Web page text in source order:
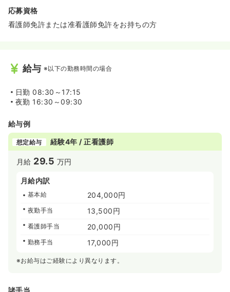
応募資格
看護師免許または准看護師免許をお持ちの方
給与 ※以下の勤務時間の場合
日勤 08:30～17:15
夜勤 16:30～09:30
給与例
想定給与 経験4年 / 正看護師
月給 29.5 万円
月給内訳
基本給 204,000円
夜勤手当 13,500円
看護師手当 20,000円
勤務手当 17,000円
※お給与はご経験により異なります。
諸手当